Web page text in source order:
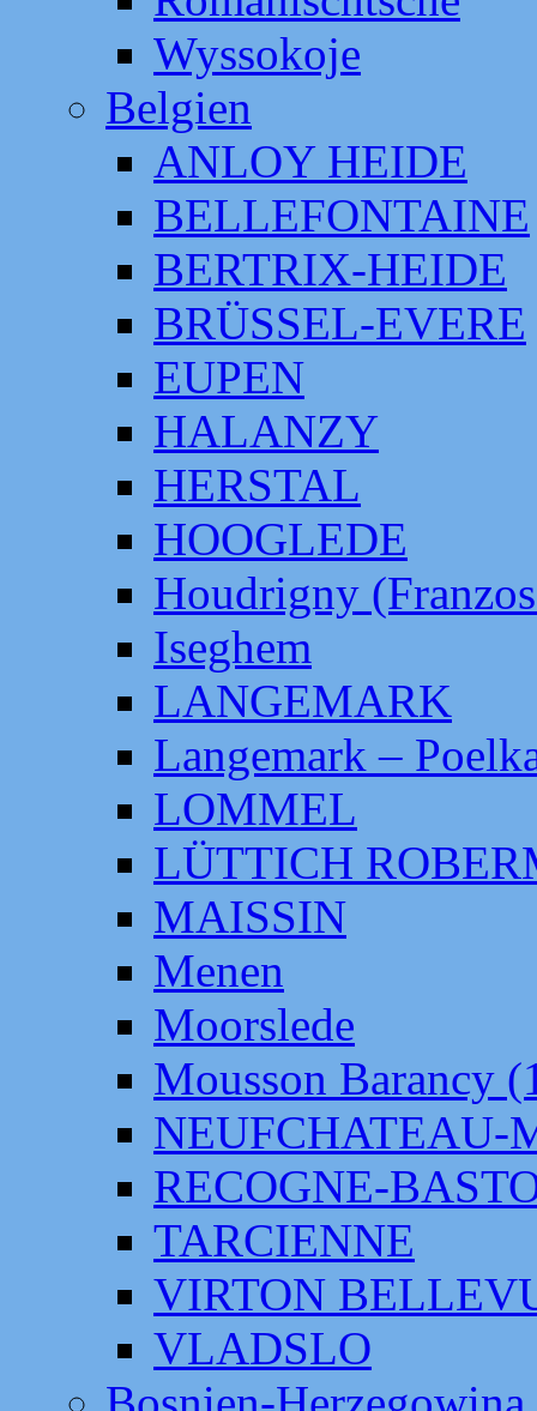
Wyssokoje
Belgien
ANLOY HEIDE
BELLEFONTAINE
BERTRIX-HEIDE
BRÜSSEL-EVERE
EUPEN
HALANZY
HERSTAL
HOOGLEDE
Houdrigny
Iseghem
LANGEMARK
Langemark –
LOMMEL
LÜTTICH
MAISSIN
Menen
Moorslede
Mousson Barancy
NEUFCHATEAU-
RECOGNE-
TARCIENNE
VIRTON
VLADSLO